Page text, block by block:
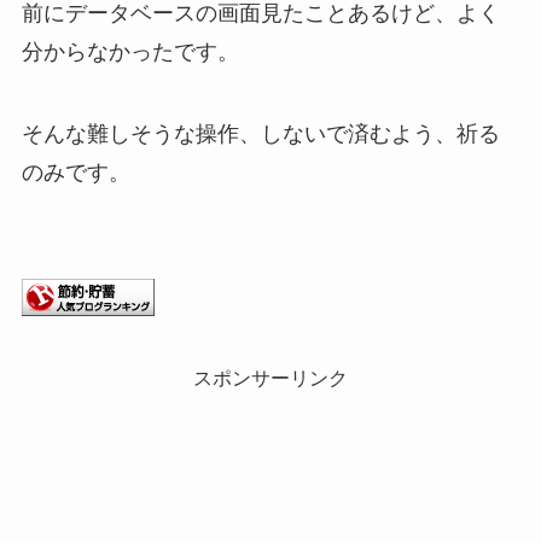
前にデータベースの画面見たことあるけど、よく
分からなかったです。
そんな難しそうな操作、しないで済むよう、祈る
のみです。
スポンサーリンク